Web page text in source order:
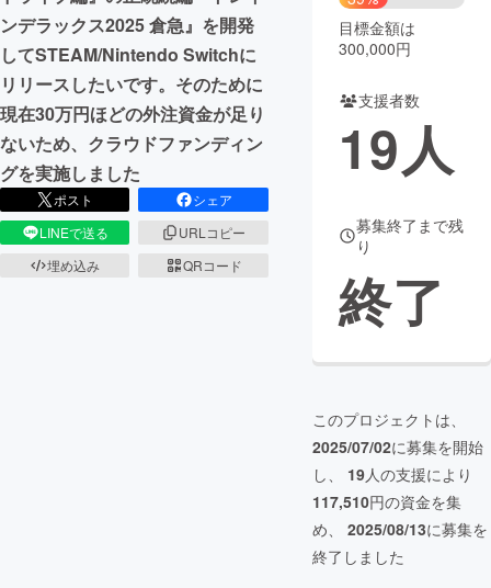
CAMPFIRE for Social Good
CAMPFIRE Creation
CAMPFIREふるさと納税machi-ya コミュニティ
ンデラックス2025 倉急』を開発
してSTEAM/Nintendo Switchに
リリースしたいです。そのために
現在30万円ほどの外注資金が足り
ないため、クラウドファンディン
グを実施しました
ポスト
シェア
LINEで送る
URLコピー
埋め込み
QRコード
目標金額は
300,000円
支援者数
19人
募集終了まで残
り
終了
このプロジェクトは、
2025/07/02に募集を開始
し、 19人の支援により
117,510円の資金を集
め、 2025/08/13に募集を
終了しました